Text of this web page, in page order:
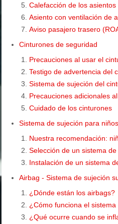
Calefacción de los asientos
Asiento con ventilación de
Aviso pasajero trasero
Cinturones de seguridad
Precauciones al usar el
Testigo de advertencia del
Sistema de sujeción del
Precauciones adicionales
Cuidado de los cinturones
Sistema de sujeción para
Nuestra recomendación:
Selección de un sistema
Instalación de un sistema
Airbag - Sistema de sujeción
¿Dónde están los airbags?
¿Cómo funciona el
¿Qué ocurre cuando se